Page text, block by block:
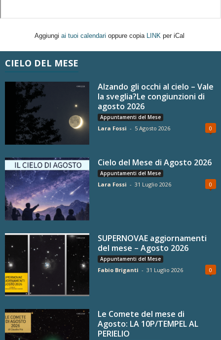
Aggiungi ai tuoi calendari oppure copia LINK per iCal
CIELO DEL MESE
Alzando gli occhi al cielo – Vale
la sveglia?Le congiunzioni di
agosto 2026
Appuntamenti del Mese
Lara Fossi - 5 Agosto 2026 0
Cielo del Mese di Agosto 2026
Appuntamenti del Mese
Lara Fossi - 31 Luglio 2026 0
SUPERNOVAE aggiornamenti
del mese – Agosto 2026
Appuntamenti del Mese
Fabio Briganti - 31 Luglio 2026 0
Le Comete del mese di
Agosto: LA 10P/TEMPEL AL
PERIELIO